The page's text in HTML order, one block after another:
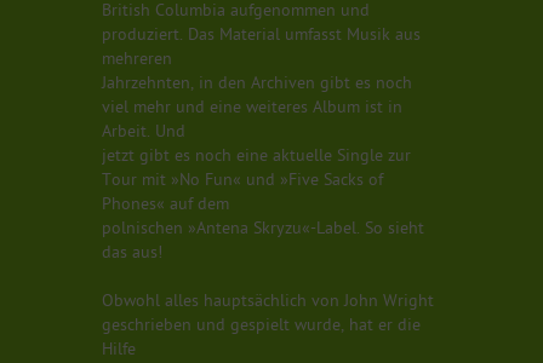
British Columbia aufgenommen und
produziert. Das Material umfasst Musik aus
mehreren
Jahrzehnten, in den Archiven gibt es noch
viel mehr und eine weiteres Album ist in
Arbeit. Und
jetzt gibt es noch eine aktuelle Single zur
Tour mit »No Fun« und »Five Sacks of
Phones« auf dem
polnischen »Antena Skryzu«-Label. So sieht
das aus!
Obwohl alles hauptsächlich von John Wright
geschrieben und gespielt wurde, hat er die
Hilfe